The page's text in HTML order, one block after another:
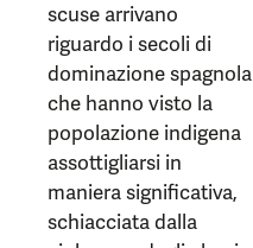
scuse arrivano
riguardo i secoli di
dominazione spagnola
che hanno visto la
popolazione indigena
assottigliarsi in
maniera significativa,
schiacciata dalla